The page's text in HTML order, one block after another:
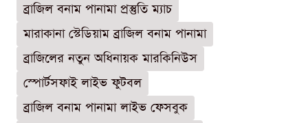
ব্রাজিল বনাম পানামা প্রস্তুতি ম্যাচ
মারাকানা স্টেডিয়াম ব্রাজিল বনাম পানামা
ব্রাজিলের নতুন অধিনায়ক মারকিনিউস
স্পোর্টসফাই লাইভ ফুটবল
ব্রাজিল বনাম পানামা লাইভ ফেসবুক